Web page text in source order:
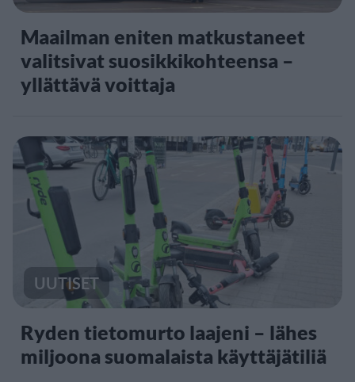
Maailman eniten matkustaneet
valitsivat suosikkikohteensa –
yllättävä voittaja
UUTISET
Ryden tietomurto laajeni – lähes
miljoona suomalaista käyttäjätiliä